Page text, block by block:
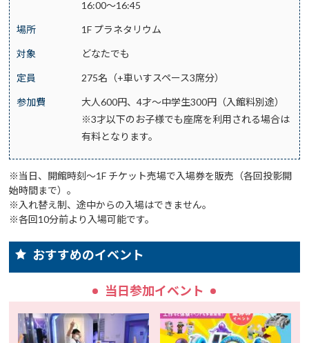
16:00～16:45
場所 1F プラネタリウム
対象 どなたでも
定員 275名（+車いすスペース3席分）
参加費
大人600円、4才～中学生300円（入館料別途）
※3才以下のお子様でも座席を利用される場合は
有料となります。
※当日、開館時刻～1F チケット売場で入場券を販売（各回投影開
始時間まで）。
※入れ替え制、途中からの入場はできません。
※各回10分前より入場可能です。
おすすめのイベント
当日参加イベント